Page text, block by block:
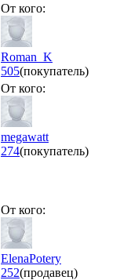
От кого:
Roman_K
505(покупатель)
От кого:
megawatt
274(покупатель)
От кого:
ElenaPotery
252(продавец)